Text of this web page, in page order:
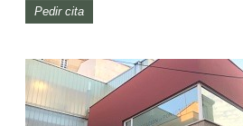
Pedir cita